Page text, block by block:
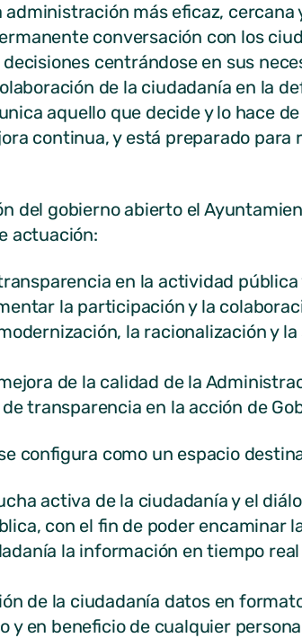
más eficaz, cercana
conversación con los
centrándose en sus
de la ciudadanía en la
aquello que decide y lo hace
continua, y está preparado
del gobierno abierto el
actuación:
en la actividad
la participación y la
la racionalización y
de la calidad de la
transparencia en la acción de
configura como un espacio
activa de la ciudadanía y el
con el fin de poder encaminar
la información en tiempo
de la ciudadanía datos en
y en beneficio de cualquier